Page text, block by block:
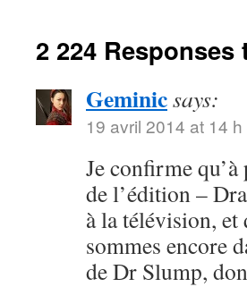
2 224 Responses
Geminicsays:
19 avril 2014 at 14
Je confirme
de l’édition –
à la télévision, et
sommes encore
de Dr Slump,